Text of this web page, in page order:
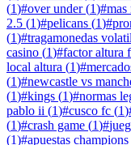
(1)#over under(1)#mas
2.5 (1)#pelicans (1)#
(1)#tragamonedas
casino (1)#factor altura
local altura (1)#
(1)#newcastle vs
(1)#kings (1)#normas
pablo ii (1)#cusco fc (1)
(1)#crash game (1)#
(1)#apuestas champions